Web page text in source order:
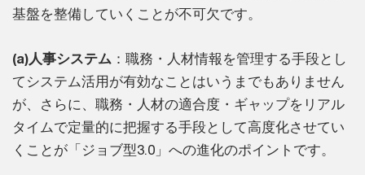
基盤を整備していくことが不可欠です。
(a)人事システム ：職務・人材情報を管理する手段とし
てシステム活用が有効なことはいうまでもありません
が、さらに、職務・人材の適合度・ギャップをリアル
タイムで定量的に把握する手段として高度化させてい
くことが「ジョブ型3.0」への進化のポイントです。